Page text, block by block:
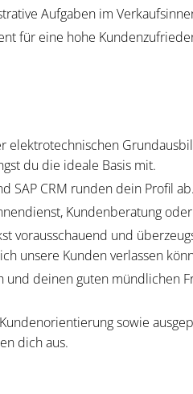
Aufgaben im
für eine hohe
du die ideale Basis mit.
SAP CRM runden dein Profil ab.
Kundenberatung
vorausschauend und
unsere Kunden verlassen
deinen guten mündlichen
sowie
dich aus.